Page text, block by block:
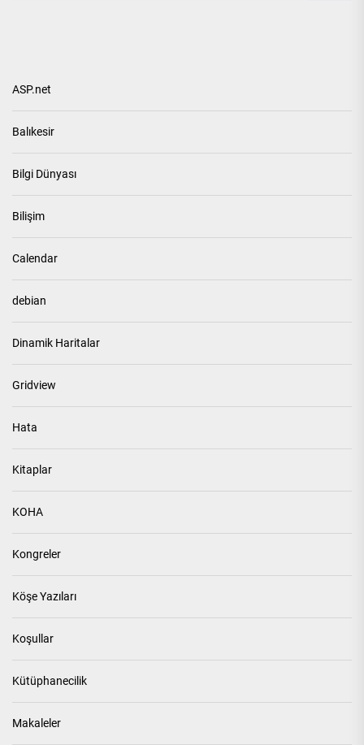
ASP.net
Balıkesir
Bilgi Dünyası
Bilişim
Calendar
debian
Dinamik Haritalar
Gridview
Hata
Kitaplar
KOHA
Kongreler
Köşe Yazıları
Koşullar
Kütüphanecilik
Makaleler